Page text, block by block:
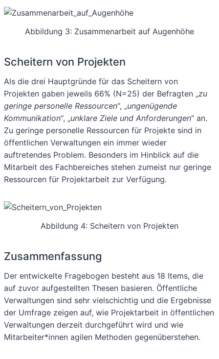
Abbildung 3: Zusammenarbeit auf Augenhöhe
Scheitern von Projekten
Als die drei Hauptgründe für das Scheitern von
Projekten gaben jeweils 66% (N=25) der Befragten „zu
geringe personelle Ressourcen“, „ungenügende
Kommunikation“, „unklare Ziele und Anforderungen“ an.
Zu geringe personelle Ressourcen für Projekte sind in
öffentlichen Verwaltungen ein immer wieder
auftretendes Problem. Besonders im Hinblick auf die
Mitarbeit des Fachbereiches stehen zumeist nur geringe
Ressourcen für Projektarbeit zur Verfügung.
Abbildung 4: Scheitern von Projekten
Zusammenfassung
Der entwickelte Fragebogen besteht aus 18 Items, die
auf zuvor aufgestellten Thesen basieren. Öffentliche
Verwaltungen sind sehr vielschichtig und die Ergebnisse
der Umfrage zeigen auf, wie Projektarbeit in öffentlichen
Verwaltungen derzeit durchgeführt wird und wie
Mitarbeiter*innen agilen Methoden gegenüberstehen.